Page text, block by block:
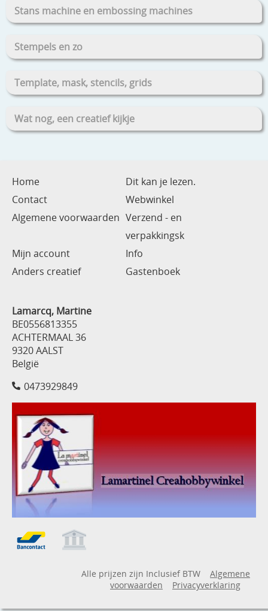
Stans machine en embossing machines
Stempels en zo
Template, mask, stencils, grids
Wat nog, een creatief kijkje
Home
Dit kan je lezen.
Contact
Webwinkel
Algemene voorwaarden Verzend - en
verpakkingsk
Mijn account
Info
Anders creatief
Gastenboek
Lamarcq, Martine
BE0556813355
ACHTERMAAL 36
9320 AALST
België
0473929849
Alle prijzen zijn Inclusief BTW
Algemene
voorwaarden
Privacyverklaring